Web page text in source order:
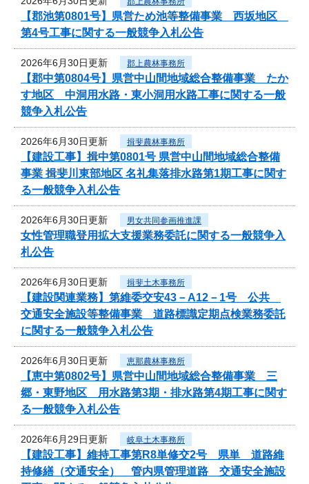
【郡池第0801号】県営ため池等整備事業 西坂地区
第4号工事に関する一般競争入札公告
2026年6月30日更新 郡上農林事務所
【郡中第0804号】県営中山間地域総合整備事業 たか
す地区 中洞用水路・東小洞用水路工事に関する一般
競争入札公告
2026年6月30日更新 揖斐農林事務所
【建設工事】揖中第0801号 県営中山間地域総合整備
事業 揖斐川東部地区 名礼集落排水路第1期工事に関す
る一般競争入札公告
2026年6月30日更新 男女共同参画推進課
女性管理職登用拡大支援業務委託に関する一般競争入
札公告
2026年6月30日更新 揖斐土木事務所
【建設関連業務】第維委交安43－A12－1号 公共
交通安全施設等整備事業 道路標識定期点検業務委託
に関する一般競争入札公告
2026年6月30日更新 恵那農林事務所
【恵中第0802号】県営中山間地域総合整備事業 三
郷・東野地区 用水路第3期・排水路第4期工事に関す
る一般競争入札公告
2026年6月29日更新 岐阜土木事務所
【建設工事】維持工事第R8単修交2号 県単 道路維
持修繕（交通安全） 管内県管理道路 交通安全施設